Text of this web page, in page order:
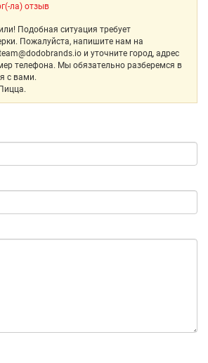
ла) отзыв
Подобная ситуация требует
Пожалуйста, напишите нам на
и уточните город, адрес
телефона. Мы обязательно разберемся в
с вами.